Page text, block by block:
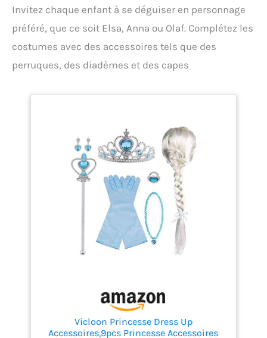
Invitez chaque enfant à se déguiser en personnage
préféré, que ce soit Elsa, Anna ou Olaf. Complétez les
costumes avec des accessoires tels que des
perruques, des diadèmes et des capes
Vicloon Princesse Dress Up
Accessoires,9pcs Princesse Accessoires